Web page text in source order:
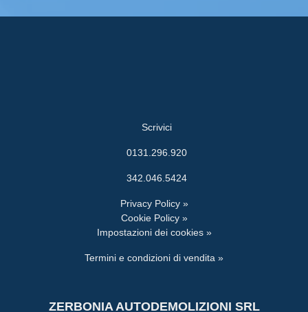
Scrivici
0131.296.920
342.046.5424
Privacy Policy »
Cookie Policy »
Impostazioni dei cookies »
Termini e condizioni di vendita »
ZERBONIA AUTODEMOLIZIONI SRL